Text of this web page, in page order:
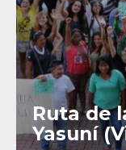
Ruta de
Yasuní